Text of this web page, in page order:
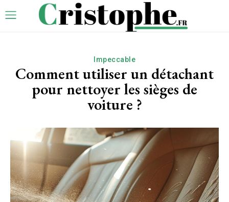
Impeccable
Comment utiliser un détachant
pour nettoyer les sièges de
voiture ?